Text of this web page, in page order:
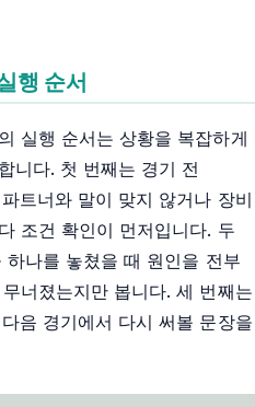
행 순서
실행 순서는 상황을 복잡하게
니다. 첫 번째는 경기 전
트너와 말이 맞지 않거나 장비
조건 확인이 먼저입니다. 두
나를 놓쳤을 때 원인을 전부
너졌는지만 봅니다. 세 번째는
음 경기에서 다시 써볼 문장을